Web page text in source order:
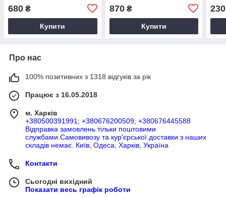
680 ₴
Купити
870₴
Купити
230
Про нас
100% позитивних з 1318 відгуків за рік
Працює з 16.05.2018
м. Харків
+380500391991; +380676200509; +380676445588
Відправка замовлень тільки поштовими
службами.Самовивозу та кур'єрської доставки з наших
складів немає. Київ, Одеса, Харків, Україна
Контакти
Сьогодні вихідний
Показати весь графік роботи